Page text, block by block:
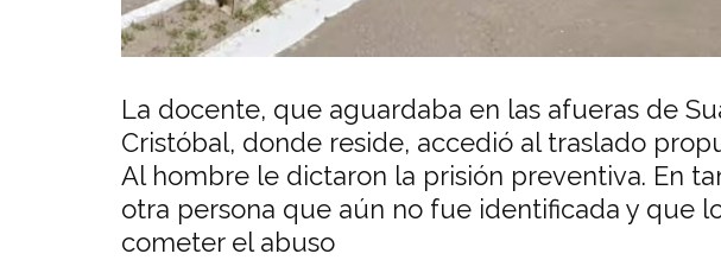
La docente, que aguardaba en las afueras de
Cristóbal, donde reside, accedió al traslado
Al hombre le dictaron la prisión preventiva. En
otra persona que aún no fue identificada y que
cometer el abuso